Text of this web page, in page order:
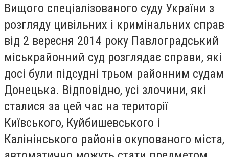
Вищого спеціалізованого суду України з
розгляду цивільних і кримінальних справ
від 2 вересня 2014 року Павлоградський
міськрайонний суд розглядає справи, які
досі були підсудні трьом районним судам
Донецька. Відповідно, усі злочини, які
сталися за цей час на території
Київського, Куйбишевського і
Калінінського районів окупованого міста,